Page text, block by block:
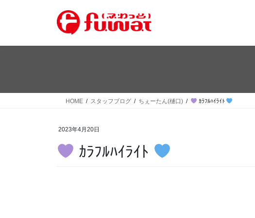
HOME スタッフブログ ちぇーたん(樋口) ｶﾗﾌﾙﾊｲﾗｲﾄ
2023年4月20日
ｶﾗﾌﾙﾊｲﾗｲﾄ